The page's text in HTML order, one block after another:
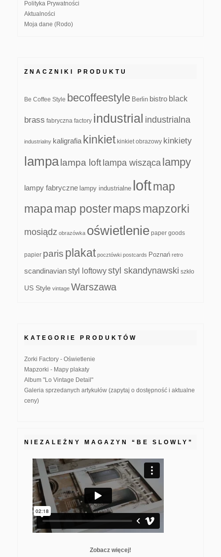
Polityka Prywatności
Aktualności
Moja dane (Rodo)
ZNACZNIKI PRODUKTU
Be Coffee Style becoffeestyle Berlin bistro black
brass fabryczna factory industrial industrialna
industrialny kaligrafia kinkiet kinkiet obrazowy kinkiety
lampa lampa loft lampa wisząca lampy
lampy fabryczne lampy industrialne loftmap
mapamap postermapsmapzorki
mosiądz obrazówka oświetlenie paper goods
papier paris plakat pocztówki postcards Poznań retro
scandinavianstyl loftowystyl skandynawski szkło
US Style vintage Warszawa
KATEGORIE PRODUKTÓW
Zorki Factory - Oświetlenie
Mapzorki - Mapy plakaty
Album "Lo Vintage Detail"
Galeria sprzedanych artykułów (zapytaj o dostępność i aktualne
ceny)
NIEZALEŻNY MAGAZYN “BE SLOWLY”
Zobacz więcej!